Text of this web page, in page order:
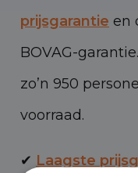
prijsgarantie en
BOVAG-
zo’n 950
voorraad.
✔ Laagste